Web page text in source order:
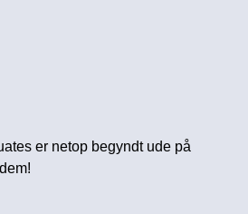
er netop begyndt ude på